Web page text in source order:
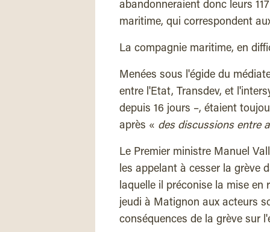
abandonneraient donc leurs
maritime, qui correspondent
La compagnie maritime, en
Menées sous l'égide du
entre l'Etat, Transdev, et
depuis 16 jours –, étaient
après « des discussions entre
Le Premier ministre Manuel
les appelant à cesser la grève
laquelle il préconise la mise en
jeudi à Matignon aux acteurs
conséquences de la grève sur